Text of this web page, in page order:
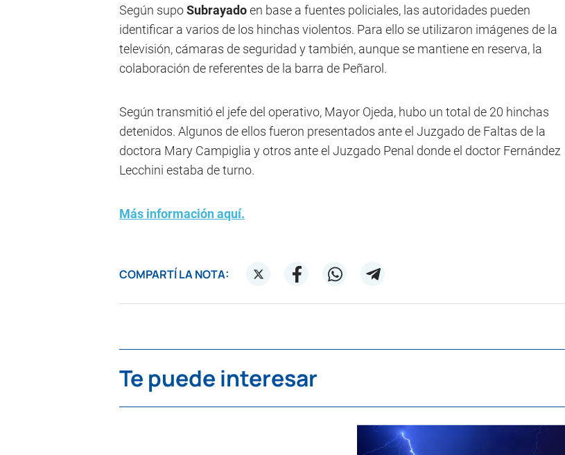
Según supoSubrayadoen base a fuentes policiales, las autoridades pueden
identificar a varios de los hinchas violentos. Para ello se utilizaron imágenes de la
televisión, cámaras de seguridad y también, aunque se mantiene en reserva, la
colaboración de referentes de la barra de Peñarol.
Según transmitió el jefe del operativo, Mayor Ojeda, hubo un total de 20 hinchas
detenidos. Algunos de ellos fueron presentados ante el Juzgado de Faltas de la
doctora Mary Campiglia y otros ante el Juzgado Penal donde el doctor Fernández
Lecchini estaba de turno.
Más información aquí.
COMPARTÍ LA NOTA:
Te puede interesar